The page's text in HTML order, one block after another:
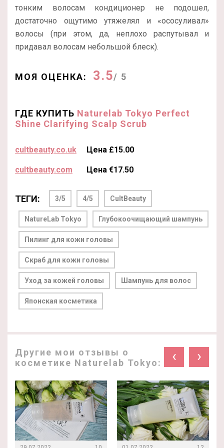
тонким волосам кондиционер не подошел,
достаточно ощутимо утяжелял и «ососуливал»
волосы (при этом, да, неплохо распутывал и
придавал волосам небольшой блеск).
МОЯ ОЦЕНКА: 3.5/ 5
ГДЕ КУПИТЬ Naturelab Tokyo Perfect
Shine Clarifying Scalp Scrub
cultbeauty.co.uk Цена £15.00
cultbeauty.com Цена €17.50
ТЕГИ: 3/5 4/5 CultBeauty
NatureLab Tokyo Глубокоочищающий шампунь
Пилинг для кожи головы
Скраб для кожи головы
Уход за кожей головы Шампунь для волос
Японская косметика
Другие мои отзывы о
косметике Naturelab Tokyo:
‹ ›